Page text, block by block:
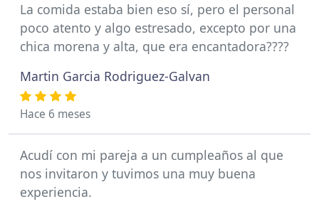
La comida estaba bien eso sí, pero el personal
poco atento y algo estresado, excepto por una
chica morena y alta, que era encantadora????
Martin Garcia ‏‏‎Rodriguez-Galvan
Hace 6 meses
Acudí con mi pareja a un cumpleaños al que
nos invitaron y tuvimos una muy buena
experiencia.